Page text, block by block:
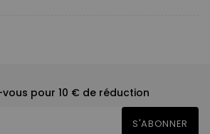
pour 10 € de réduction
S'ABONNER